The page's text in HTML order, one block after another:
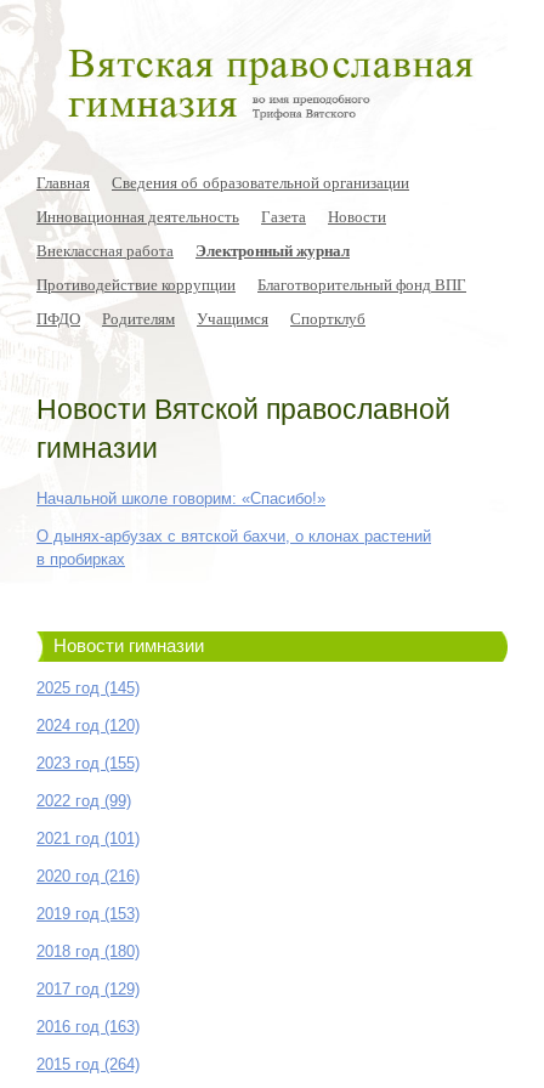
Главная
Сведения об образовательной организации
Инновационная деятельность
Газета
Новости
Внеклассная работа
Электронный журнал
Противодействие коррупции
Благотворительный фонд ВПГ
ПФДО
Родителям Учащимся Спортклуб
Новости Вятской православной
гимназии
Начальной школе говорим: «Спасибо!»
О дынях-арбузах с вятской бахчи, о клонах растений
в пробирках
Новости гимназии
2025 год (145)
2024 год (120)
2023 год (155)
2022 год (99)
2021 год (101)
2020 год (216)
2019 год (153)
2018 год (180)
2017 год (129)
2016 год (163)
2015 год (264)